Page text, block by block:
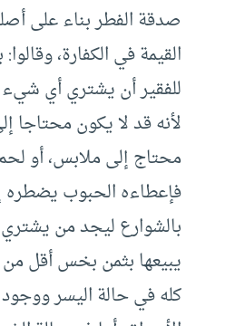
صدقة الفطر بناء على
القيمة في الكفارة،
للفقير أن يشتري أي شيء
لأنه قد لا يكون محتاجا
محتاج إلى ملابس، أو
فإعطاءه الحبوب
بالشوارع ليجد من
يبيعها بثمن بخس أقل من
كله في حالة اليسر